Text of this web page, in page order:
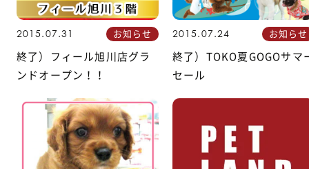
お知らせ
2015.07.31
終了）フィール旭川店グラ
ンドオープン！！
お知らせ
2015.07.24
終了）TOKO夏GOGOサマ
セール